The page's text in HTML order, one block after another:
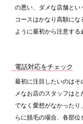
の悪い、ダメな店舗と
コースはかなり高額に
ように最初から注意する
電話対応をチェック
最初に注目したいのは
メなお店のスタッフは
でなく愛想がなかったり
らに脱毛の場合、各部